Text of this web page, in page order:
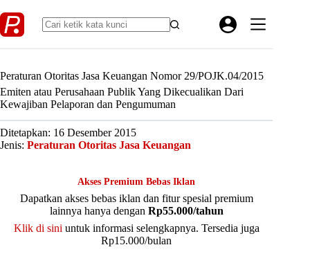
to
content
Peraturan Otoritas Jasa Keuangan Nomor 29/POJK.04/2015
Emiten atau Perusahaan Publik Yang Dikecualikan Dari
Kewajiban Pelaporan dan Pengumuman
Ditetapkan: 16 Desember 2015
Jenis: Peraturan Otoritas Jasa Keuangan
Akses Premium Bebas Iklan
Dapatkan akses bebas iklan dan fitur spesial premium
lainnya hanya dengan Rp55.000/tahun
Klik di sini untuk informasi selengkapnya. Tersedia juga
Rp15.000/bulan